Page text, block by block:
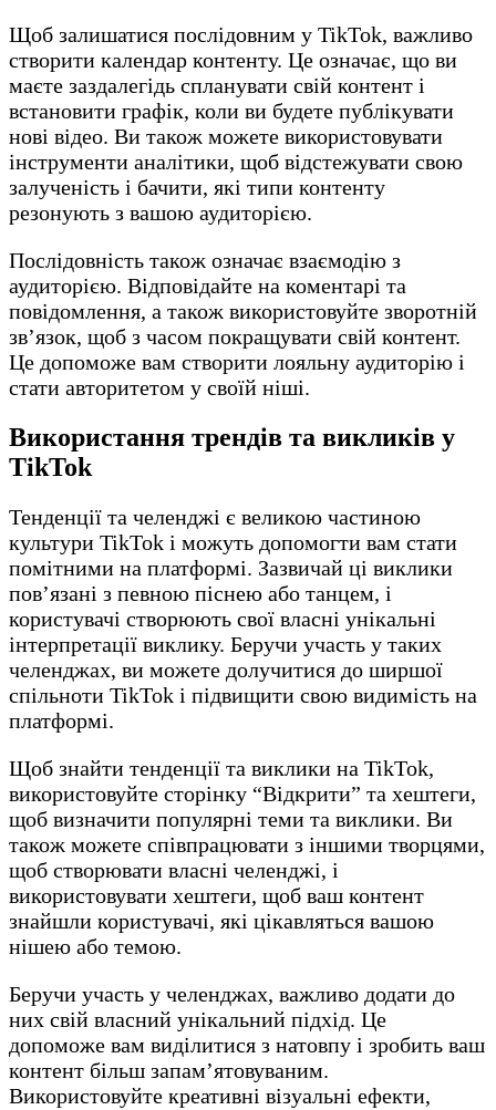
Щоб залишатися послідовним у TikTok, важливо
створити календар контенту. Це означає, що ви
маєте заздалегідь спланувати свій контент і
встановити графік, коли ви будете публікувати
нові відео. Ви також можете використовувати
інструменти аналітики, щоб відстежувати свою
залученість і бачити, які типи контенту
резонують з вашою аудиторією.
Послідовність також означає взаємодію з
аудиторією. Відповідайте на коментарі та
повідомлення, а також використовуйте зворотній
зв’язок, щоб з часом покращувати свій контент.
Це допоможе вам створити лояльну аудиторію і
стати авторитетом у своїй ніші.
Використання трендів та викликів у
TikTok
Тенденції та челенджі є великою частиною
культури TikTok і можуть допомогти вам стати
помітними на платформі. Зазвичай ці виклики
пов’язані з певною піснею або танцем, і
користувачі створюють свої власні унікальні
інтерпретації виклику. Беручи участь у таких
челенджах, ви можете долучитися до ширшої
спільноти TikTok і підвищити свою видимість на
платформі.
Щоб знайти тенденції та виклики на TikTok,
використовуйте сторінку “Відкрити” та хештеги,
щоб визначити популярні теми та виклики. Ви
також можете співпрацювати з іншими творцями,
щоб створювати власні челенджі, і
використовувати хештеги, щоб ваш контент
знайшли користувачі, які цікавляться вашою
нішею або темою.
Беручи участь у челенджах, важливо додати до
них свій власний унікальний підхід. Це
допоможе вам виділитися з натовпу і зробить ваш
контент більш запам’ятовуваним.
Використовуйте креативні візуальні ефекти,